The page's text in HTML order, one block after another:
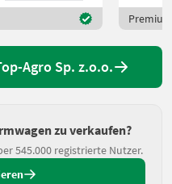
Agro Sp. z.o.o.
zu verkaufen?
545.000 registrierte Nutzer.